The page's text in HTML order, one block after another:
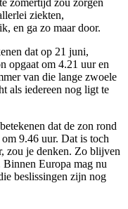
zomertijd zou zorgen
ziekten,
en ga zo maar door.
dat op 21 juni,
opgaat om 4.21 uur en
van die lange zwoele
als iedereen nog ligt te
dat de zon rond
9.46 uur. Dat is toch
zou je denken. Zo blijven
Binnen Europa mag nu
beslissingen zijn nog